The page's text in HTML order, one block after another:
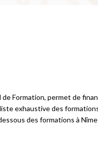
de Formation, permet de
exhaustive des
des formations à